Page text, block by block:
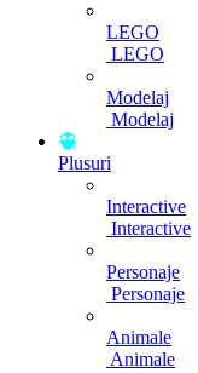
LEGO
LEGO
Modelaj
Modelaj
Plusuri
Interactive
Interactive
Personaje
Personaje
Animale
Animale